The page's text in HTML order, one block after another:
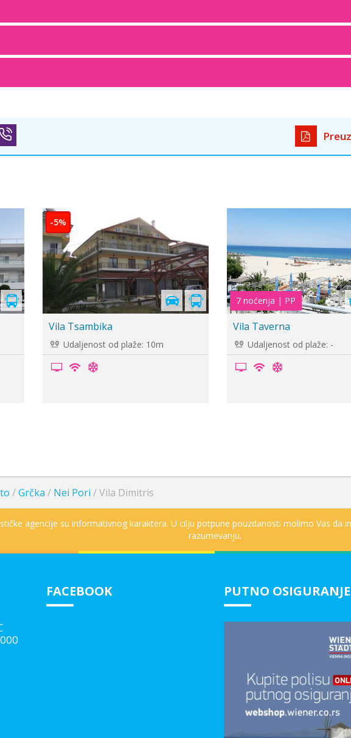
-5%
Vila Mihalis
Udaljenost od plaže: 100m
Cenovnik je
u pripremi
Vila El Greko B
Udaljenost od plaže: 250m
/Grčka / Nei Pori /Vila Dimitris
agencije su informativnog karaktera. U cilju potpune pouzdanosti molimo Vas da
razumevanju.
FACEBOOK PUTNO OSIGURANJE